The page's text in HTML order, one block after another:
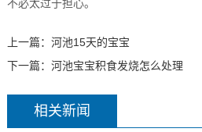
不必太过于担心。
上一篇： 河池15天的宝宝
下一篇： 河池宝宝积食发烧怎么处理
相关新闻